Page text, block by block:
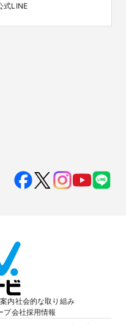
式LINE
内社会的な取り組み
プ会社採用情報